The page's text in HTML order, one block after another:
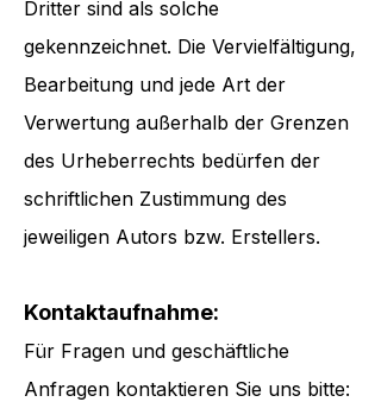
Dritter sind als solche
gekennzeichnet. Die Vervielfältigung,
Bearbeitung und jede Art der
Verwertung außerhalb der Grenzen
des Urheberrechts bedürfen der
schriftlichen Zustimmung des
jeweiligen Autors bzw. Erstellers.
Kontaktaufnahme:
Für Fragen und geschäftliche
Anfragen kontaktieren Sie uns bitte: